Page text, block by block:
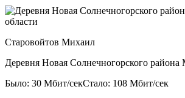
Старовойтов Михаил
Деревня Новая Солнечногорского района
Было: 30 Мбит/секСтало: 108 Мбит/сек